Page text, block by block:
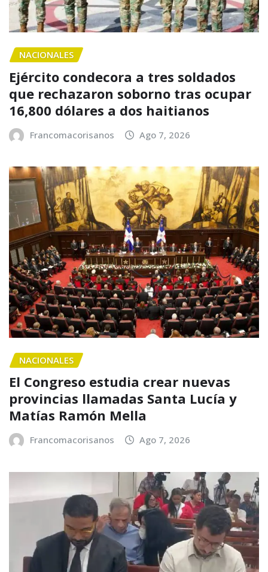
NACIONALES
Ejército condecora a tres soldados
que rechazaron soborno tras ocupar
16,800 dólares a dos haitianos
Francomacorisanos Ago 7, 2026
NACIONALES
El Congreso estudia crear nuevas
provincias llamadas Santa Lucía y
Matías Ramón Mella
Francomacorisanos Ago 7, 2026